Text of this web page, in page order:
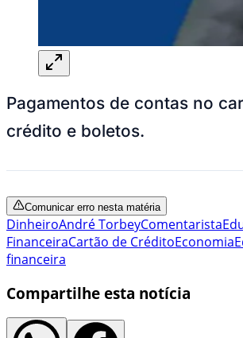
Pagamentos de contas no
crédito e boletos.
Comunicar erro nesta matéria
DinheiroAndré TorbeyComentarista
FinanceiraCartão de CréditoEconomia
financeira
Compartilhe esta notícia